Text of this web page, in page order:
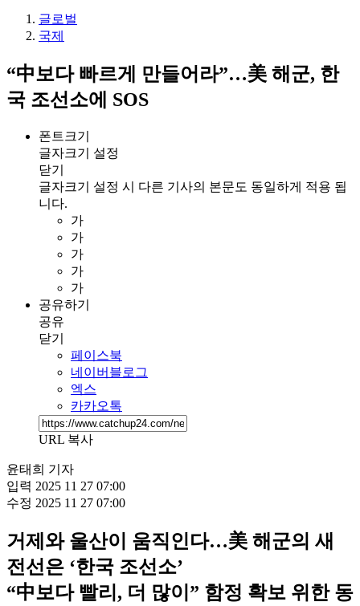
글로벌
국제
“中보다 빠르게 만들어라”…美 해군, 한
국 조선소에 SOS
폰트크기
글자크기 설정
닫기
글자크기 설정 시 다른 기사의 본문도 동일하게 적용 됩
니다.
가
가
가
가
가
공유하기
공유
닫기
페이스북
네이버블로그
엑스
카카오톡
URL 복사
윤태희 기자
입력 2025 11 27 07:00
수정 2025 11 27 07:00
거제와 울산이 움직인다…美 해군의 새
전선은 ‘한국 조선소’
“中보다 빨리, 더 많이” 함정 확보 위한 동